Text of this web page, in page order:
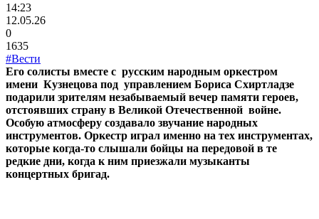
14:23
12.05.26
0
1635
#Вести
Его солисты вместе с русским народным оркестром
имени Кузнецова под управлением Бориса Схиртладзе
подарили зрителям незабываемый вечер памяти героев,
отстоявших страну в Великой Отечественной войне.
Особую атмосферу создавало звучание народных
инструментов. Оркестр играл именно на тех инструментах,
которые когда-то слышали бойцы на передовой в те
редкие дни, когда к ним приезжали музыканты
концертных бригад.